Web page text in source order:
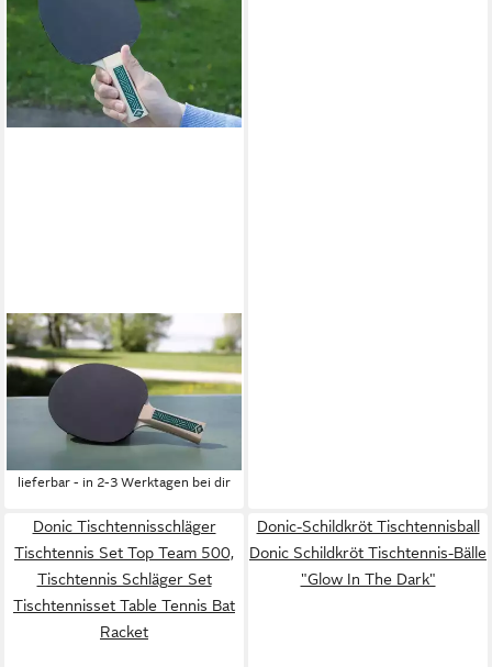
DONIC
Tischtennisschläger
Tischtennis Set Champs Line
400, Tischtennis Schläger Set
Tischtennisset Table Tennis
lieferbar - in 2-3 Werktagen bei dir
Donic Tischtennisschläger
Tischtennis Set Top Team 500,
Tischtennis Schläger Set
Tischtennisset Table Tennis Bat
Racket
Donic-Schildkröt Tischtennisball
Donic Schildkröt Tischtennis-Bälle
"Glow In The Dark"